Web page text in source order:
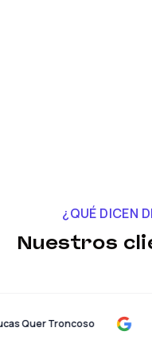
¿QUÉ DICEN
Nuestros
Lucas Quer Troncoso